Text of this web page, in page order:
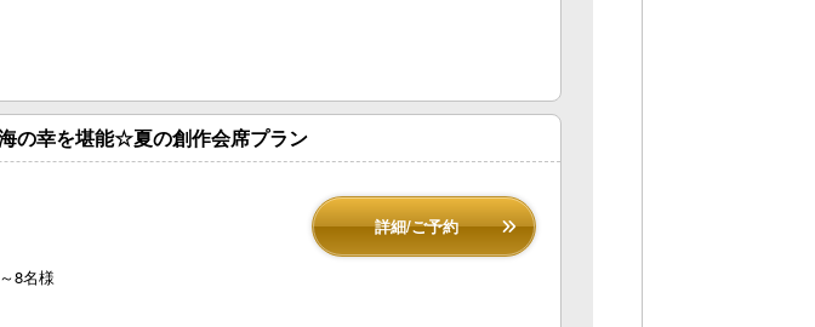
の幸を堪能☆夏の創作会席プラン
詳細/ご予約
8名様